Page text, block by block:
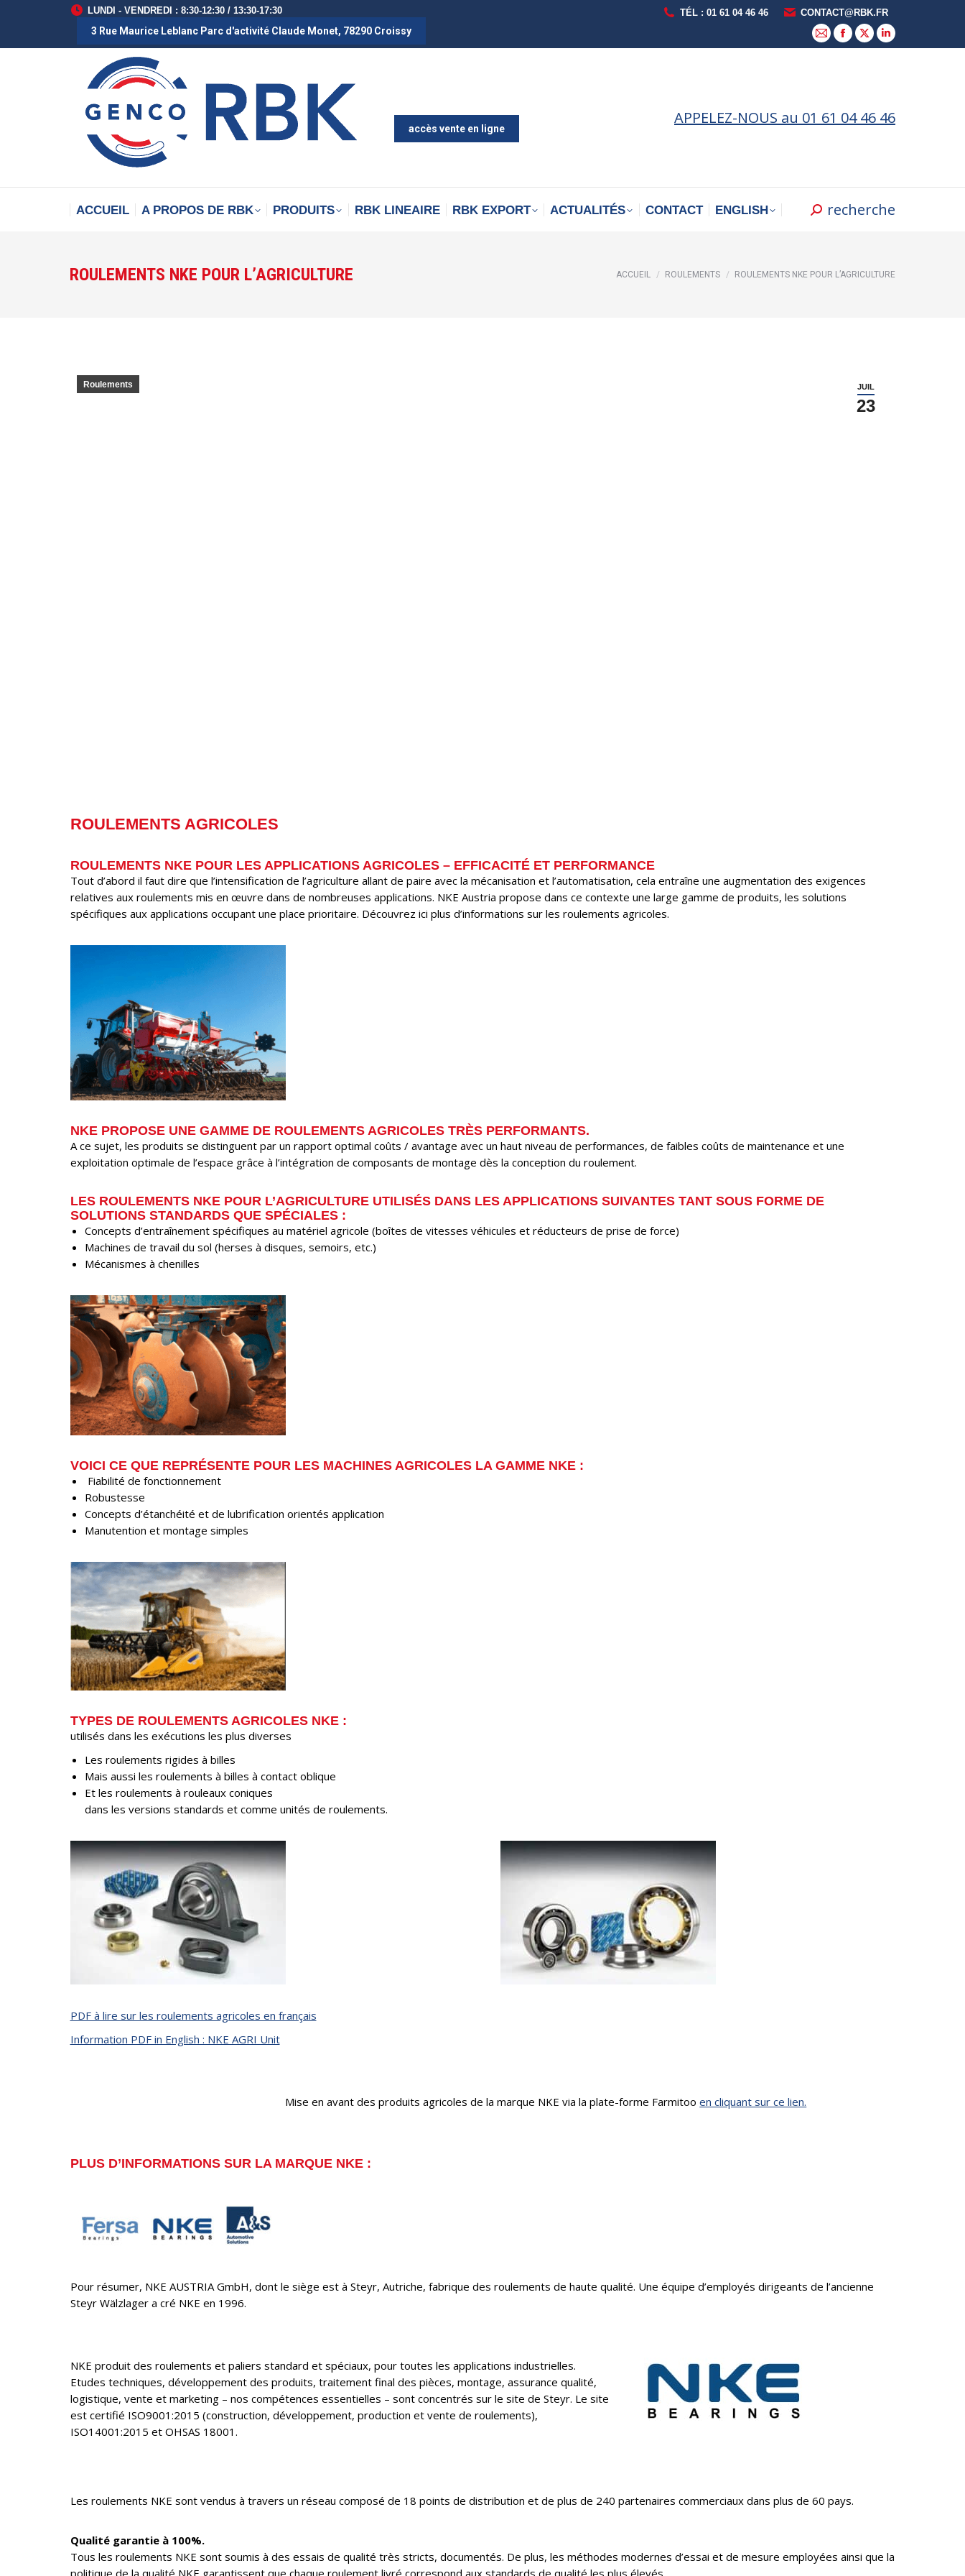
LUNDI - VENDREDI : 8:30-12:30 / 13:30-17:30
3 Rue Maurice Leblanc Parc d'activité Claude Monet, 78290 Croissy
TÉL : 01 61 04 46 46 CONTACT@RBK.FR
La
s'ouvre
fenêtre
La
dans
La
dans
La
dans
accès vente en ligne
APPELEZ-NOUS au 01 61 04 46 46
ACCUEIL A PROPOS DE RBK PRODUITS RBK LINEAIRE RBK EXPORT ACTUALITÉS CONTACT ENGLISH
Recherche
recherche
ROULEMENTS NKE POUR L’AGRICULTURE Vous êtes ici :
ACCUEIL ROULEMENTS ROULEMENTS NKE POUR L’AGRICULTURE
JUIL
23
Roulements
ROULEMENTS AGRICOLES
ROULEMENTS NKE POUR LES APPLICATIONS AGRICOLES – EFFICACITÉ ET PERFORMANCE
Tout d’abord il faut dire que l’intensification de l’agriculture allant de paire avec la mécanisation et l’automatisation, cela entraîne une augmentation des exigences
relatives aux roulements mis en œuvre dans de nombreuses applications. NKE Austria propose dans ce contexte une large gamme de produits, les solutions
spécifiques aux applications occupant une place prioritaire. Découvrez ici plus d’informations sur les roulements agricoles.
NKE PROPOSE UNE GAMME DE ROULEMENTS AGRICOLES TRÈS PERFORMANTS.
A ce sujet, les produits se distinguent par un rapport optimal coûts / avantage avec un haut niveau de performances, de faibles coûts de maintenance et une
exploitation optimale de l’espace grâce à l’intégration de composants de montage dès la conception du roulement.
LES ROULEMENTS NKE POUR L’AGRICULTURE UTILISÉS DANS LES APPLICATIONS SUIVANTES TANT SOUS FORME DE
SOLUTIONS STANDARDS QUE SPÉCIALES :
Concepts d’entraînement spécifiques au matériel agricole (boîtes de vitesses véhicules et réducteurs de prise de force)
Machines de travail du sol (herses à disques, semoirs, etc.)
Mécanismes à chenilles
VOICI CE QUE REPRÉSENTE POUR LES MACHINES AGRICOLES LA GAMME NKE :
Fiabilité de fonctionnement
Robustesse
Concepts d’étanchéité et de lubrification orientés application
Manutention et montage simples
TYPES DE ROULEMENTS AGRICOLES NKE :
utilisés dans les exécutions les plus diverses
Les roulements rigides à billes
Mais aussi les roulements à billes à contact oblique
Et les roulements à rouleaux coniques
dans les versions standards et comme unités de roulements.
PDF à lire sur les roulements agricoles en français
Information PDF in English : NKE AGRI Unit
Mise en avant des produits agricoles de la marque NKE via la plate-forme Farmitooen cliquant sur ce lien.
PLUS D’INFORMATIONS SUR LA MARQUE NKE :
Pour résumer, NKE AUSTRIA GmbH, dont le siège est à Steyr, Autriche, fabrique des roulements de haute qualité. Une équipe d’employés dirigeants de l’ancienne
Steyr Wälzlager a cré NKE en 1996.
NKE produit des roulements et paliers standard et spéciaux, pour toutes les applications industrielles.
Etudes techniques, développement des produits, traitement final des pièces, montage, assurance qualité,
logistique, vente et marketing – nos compétences essentielles – sont concentrés sur le site de Steyr. Le site
est certifié ISO9001:2015 (construction, développement, production et vente de roulements),
ISO14001:2015 et OHSAS 18001.
Les roulements NKE sont vendus à travers un réseau composé de 18 points de distribution et de plus de 240 partenaires commerciaux dans plus de 60 pays.
Qualité garantie à 100%.
Tous les roulements NKE sont soumis à des essais de qualité très stricts, documentés. De plus, les méthodes modernes d’essai et de mesure employées ainsi que la
politique de la qualité NKE garantissent que chaque roulement livré correspond aux standards de qualité les plus élevés.